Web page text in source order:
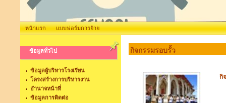
หน้าแรก แบบฟอร์มการย้าย
ข้อมูลทั่วไป
ข้อมูลผู้บริหารโรงเรียน
โครงสร้างการบริหารงาน
อำนาจหน้าที่
ข้อมูลการติดต่อ
กิจกรรมรอบรั้ว
กิ